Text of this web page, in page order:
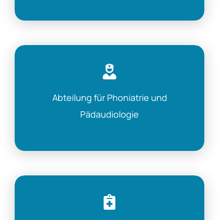
Abteilung für Phoniatrie und
Pädaudiologie